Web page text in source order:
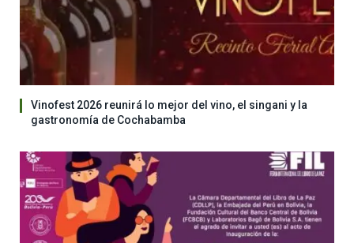
Vinofest 2026 reunirá lo mejor del vino, el singani y la
gastronomía de Cochabamba